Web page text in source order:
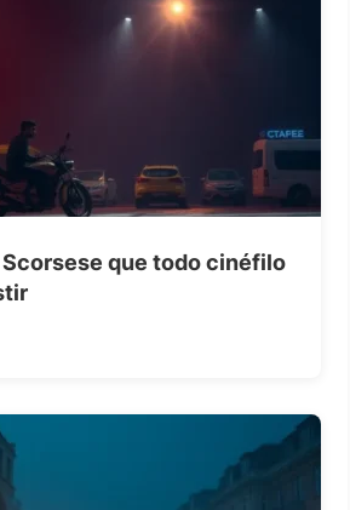
que todo cinéfilo